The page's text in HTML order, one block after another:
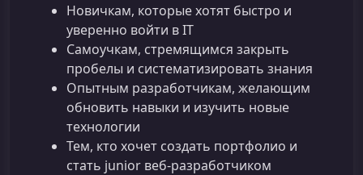
Новичкам, которые хотят быстро и
уверенно войти в IT
Самоучкам, стремящимся закрыть
пробелы и систематизировать знания
Опытным разработчикам, желающим
обновить навыки и изучить новые
технологии
Тем, кто хочет создать портфолио и
стать junior веб‑разработчиком